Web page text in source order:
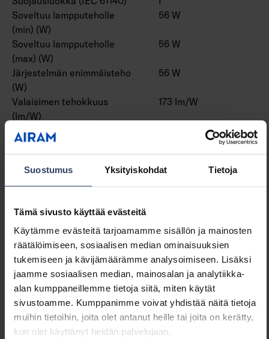
Suostumus Yksityiskohdat Tietoja
Tämä sivusto käyttää evästeitä
Käytämme evästeitä tarjoamamme sisällön ja mainosten
räätälöimiseen, sosiaalisen median ominaisuuksien
tukemiseen ja kävijämäärämme analysoimiseen. Lisäksi
jaamme sosiaalisen median, mainosalan ja analytiikka-
alan kumppaneillemme tietoja siitä, miten käytät
sivustoamme. Kumppanimme voivat yhdistää näitä tietoja
muihin tietoihin, joita olet antanut heille tai joita on kerätty,
kun olet käyttänyt heidän palvelujaan.
Soveltuu lampputeholle
(min) (W)
56 W
Soveltuu lampputeholle
(max) (W)
56 W
Järjestelmän enimmäisteho
(W)
56 W
Valaisimen tehokkuus
(lm/W)
173 lm/W
Tehokerroin
Kokonaisharmoninen särö
Himmennettävä
Kyllä
Himmennys 0-10 V
Ei
Himmennys 1-10 V
Ei
Himmennys DALI
Kyllä
Himmennys DALI-2
Kyllä
Himmennys DMX
Ei
Himmennys DSI
Ei
Himmennys LineSwitch
Ei